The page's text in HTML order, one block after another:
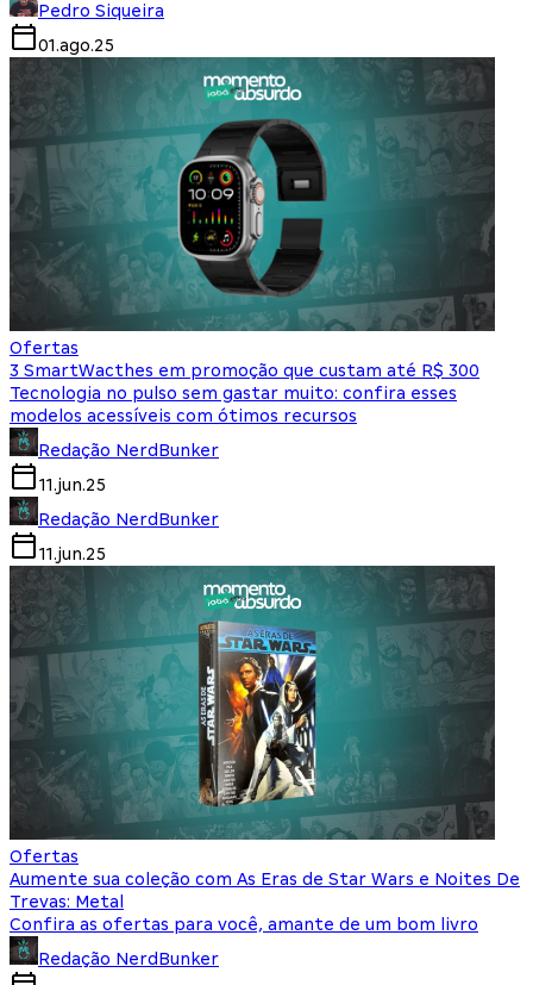
Pedro Siqueira
01.ago.25
Ofertas
3 SmartWacthes em promoção que custam até R$ 300
Tecnologia no pulso sem gastar muito: confira esses
modelos acessíveis com ótimos recursos
Redação NerdBunker
11.jun.25
Redação NerdBunker
11.jun.25
Ofertas
Aumente sua coleção com As Eras de Star Wars e Noites De
Trevas: Metal
Confira as ofertas para você, amante de um bom livro
Redação NerdBunker